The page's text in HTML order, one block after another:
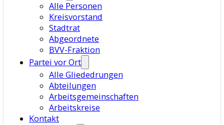
Alle Personen
Kreisvorstand
Stadtrat
Abgeordnete
BVV-Fraktion
Partei vor Ort
Alle Gliededrungen
Abteilungen
Arbeitsgemeinschaften
Arbeitskreise
Kontakt